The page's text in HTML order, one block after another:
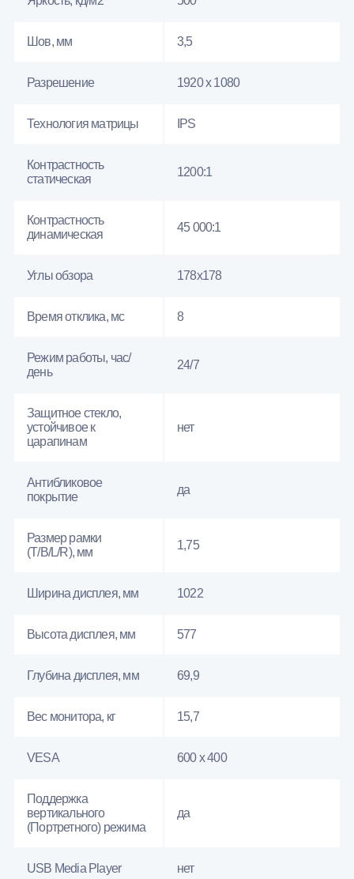
Шов, мм 3,5
Разрешение 1920 x 1080
Технология матрицы IPS
Контрастность
статическая
1200:1
Контрастность
динамическая
45 000:1
Углы обзора 178x178
Время отклика, мс 8
Режим работы, час/
день
24/7
Защитное стекло,
устойчивое к
царапинам
нет
Антибликовое
покрытие
да
Размер рамки
(T/B/L/R), мм
1,75
Ширина дисплея, мм 1022
Высота дисплея, мм 577
Глубина дисплея, мм 69,9
Вес монитора, кг 15,7
VESA 600 x 400
Поддержка
вертикального
(Портретного) режима
да
USB Media Player нет